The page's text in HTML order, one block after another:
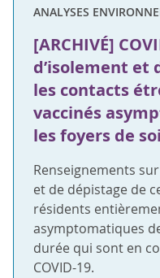
ANALYSES
[ARCHIVÉ]
d’isolement et
les contacts
vaccinés
les foyers de
Renseignements
et de dépistage de
résidents
asymptomatiques
durée qui sont en
COVID-19.